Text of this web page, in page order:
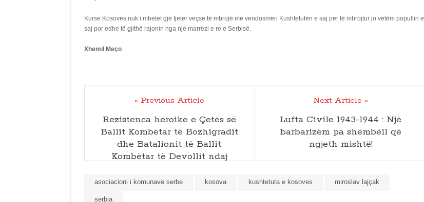
Kurse Kosovës nuk i mbetet gjë tjetër veçse të mbrojë me vendosmëri Kushtetutën e saj për të mbrojtur jo vetëm popullin e
saj por edhe të gjithë rajonin nga një marrëzi e re e Serbisë.
Xhemil Meço
« Previous Article
Rezistenca heroike e Çetës së
Ballit Kombëtar të Bozhigradit
dhe Batalionit të Ballit
Kombëtar të Devollit ndaj
Next Article »
Lufta Civile 1943-1944 : Një
barbarizëm pa shëmbëll që
ngjeth mishtë!
asociacioni i komunave serbe kosova kushtetuta e kosoves miroslav lajçak
serbia